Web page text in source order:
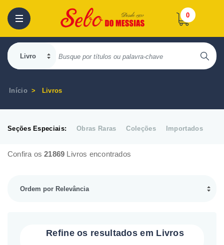
0
Início Livros
Seções Especiais: Obras Raras Coleções Importados
Confira os21869 Livros encontrados
Refine os resultados em Livros